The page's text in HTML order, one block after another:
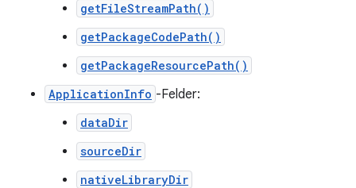
getFileStreamPath()
getPackageCodePath()
getPackageResourcePath()
ApplicationInfo -Felder:
dataDir
sourceDir
nativeLibraryDir